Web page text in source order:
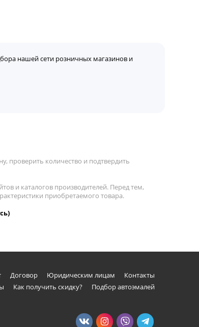
нашей сети розничных магазинов и
проверить количество и подтвердить
и каталогов производителей. Перед тем,
приобретаемого товара.
Договор Юридическим лицам
Контакты
Как получить скидку? Подбор автоэмалей